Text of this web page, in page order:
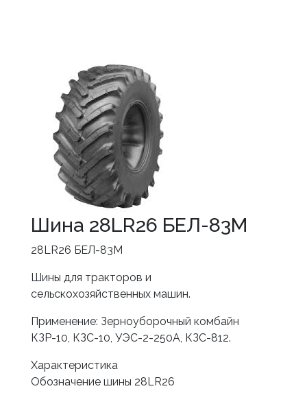
Шина 28LR26 БЕЛ-83М
28LR26 БЕЛ-83М
Шины для тракторов и
сельскохозяйственных машин.
Применение: Зерноуборочный комбайн
КЗР-10, КЗС-10, УЭС-2-250А, КЗС-812.
Характеристика
Обозначение шины 28LR26